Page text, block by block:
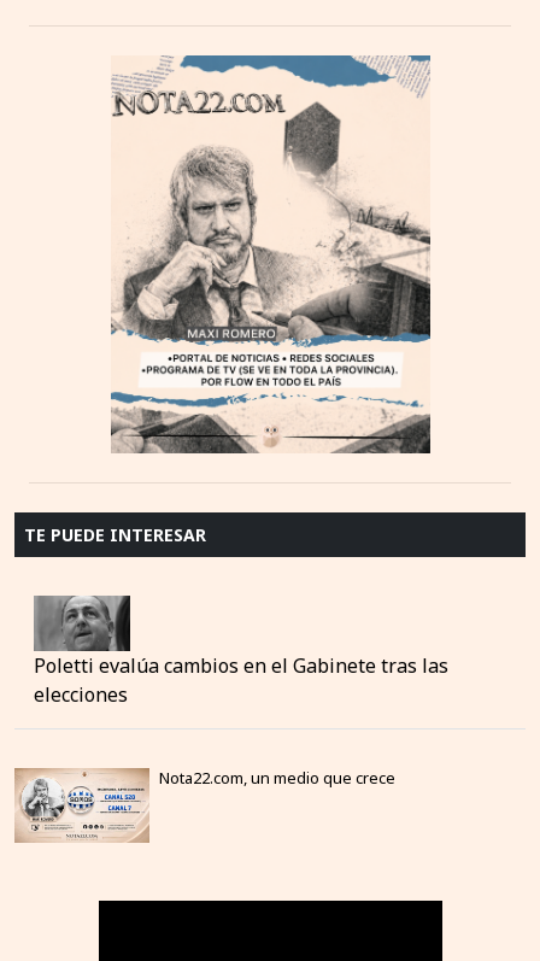
TE PUEDE INTERESAR
Poletti evalúa cambios en el Gabinete tras las
elecciones
Nota22.com, un medio que crece